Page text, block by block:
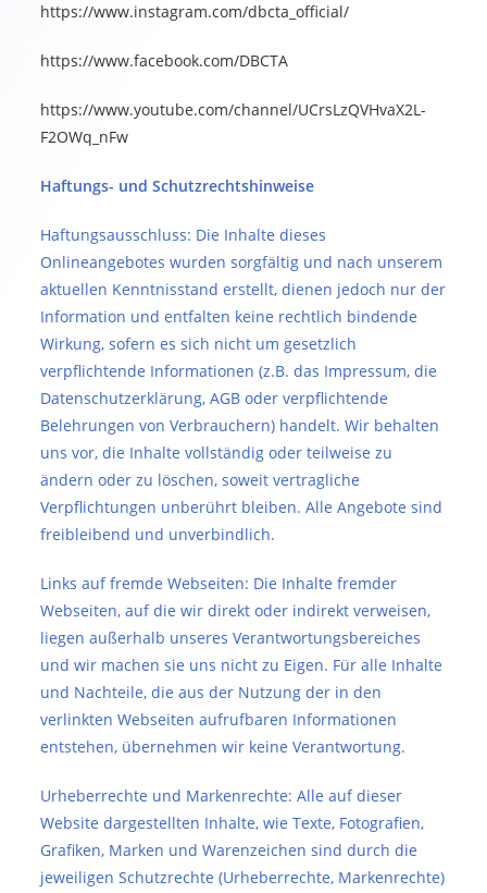
https://www.instagram.com/dbcta_official/
https://www.facebook.com/DBCTA
https://www.youtube.com/channel/UCrsLzQVHvaX2L-
F2OWq_nFw
Haftungs- und Schutzrechtshinweise
Haftungsausschluss: Die Inhalte dieses
Onlineangebotes wurden sorgfältig und nach unserem
aktuellen Kenntnisstand erstellt, dienen jedoch nur der
Information und entfalten keine rechtlich bindende
Wirkung, sofern es sich nicht um gesetzlich
verpflichtende Informationen (z.B. das Impressum, die
Datenschutzerklärung, AGB oder verpflichtende
Belehrungen von Verbrauchern) handelt. Wir behalten
uns vor, die Inhalte vollständig oder teilweise zu
ändern oder zu löschen, soweit vertragliche
Verpflichtungen unberührt bleiben. Alle Angebote sind
freibleibend und unverbindlich.
Links auf fremde Webseiten: Die Inhalte fremder
Webseiten, auf die wir direkt oder indirekt verweisen,
liegen außerhalb unseres Verantwortungsbereiches
und wir machen sie uns nicht zu Eigen. Für alle Inhalte
und Nachteile, die aus der Nutzung der in den
verlinkten Webseiten aufrufbaren Informationen
entstehen, übernehmen wir keine Verantwortung.
Urheberrechte und Markenrechte: Alle auf dieser
Website dargestellten Inhalte, wie Texte, Fotografien,
Grafiken, Marken und Warenzeichen sind durch die
jeweiligen Schutzrechte (Urheberrechte, Markenrechte)